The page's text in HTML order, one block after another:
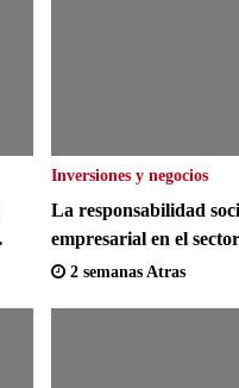
Inversiones y negocios
La responsabilidad
empresarial en el sector
energético de Brunéi y
2 semanas Atras